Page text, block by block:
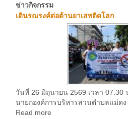
ข่าวกิจกรรม
เดินรณรงค์ต่อต้านยาเสพติดโลก
วันที่ 26 มิถุนายน 2569 เวลา 07.30
นายกองค์การบริหารส่วนตำบลแม่ดง
Read more